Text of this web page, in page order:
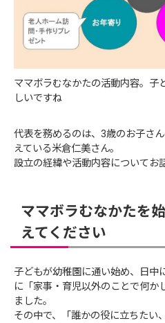
ママボラむなかたの活動内容。子
しいですね
代表を務めるのは、3歳のお子さ
えている米倉仁美さん。
設立の経緯や活動内容についてお
ママボラむなかたを
えてください
子どもが幼稚園に通い始め、日中
に「家事・育児以外のことで何か
ました。
その中で、「誰かの役に立ちたい